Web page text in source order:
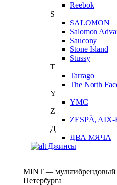
Reebok
S
SALOMON
Salomon
Saucony
Stone Island
Stussy
T
Tarrago
The North
Y
YMC
Z
ZESPÀ, AIX-
Д
ДВА МЯЧА
Джинсы
MINT — мультибрендовый
Петербурга